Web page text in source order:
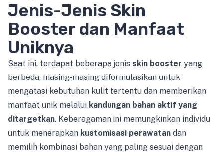
Jenis-Jenis Skin
Booster dan Manfaat
Uniknya
Saat ini, terdapat beberapa jenis skin booster yang
berbeda, masing-masing diformulasikan untuk
mengatasi kebutuhan kulit tertentu dan memberikan
manfaat unik melalui kandungan bahan aktif yang
ditargetkan. Keberagaman ini memungkinkan individu
untuk menerapkan kustomisasi perawatan dan
memilih kombinasi bahan yang paling sesuai dengan